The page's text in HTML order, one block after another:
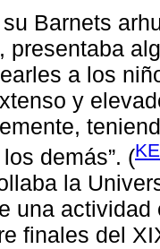
Barnets
presentaba
a los
y
demás”. (
la
una
finales del